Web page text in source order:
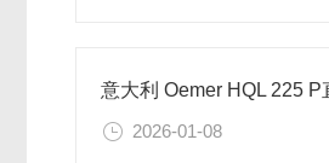
2026-01-08